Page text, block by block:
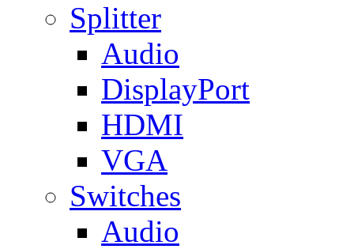
Splitter
Audio
DisplayPort
HDMI
VGA
Switches
Audio